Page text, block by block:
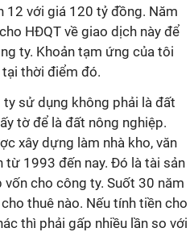
12 với giá 120 tỷ đồng. Năm
HĐQT về giao dịch này để
ty. Khoản tạm ứng của tôi
thời điểm đó.
sử dụng không phải là đất
tờ để là đất nông nghiệp.
xây dựng làm nhà kho, văn
1993 đến nay. Đó là tài sản
cho công ty. Suốt 30 năm
thuê nào. Nếu tính tiền cho
thì phải gấp nhiều lần so với